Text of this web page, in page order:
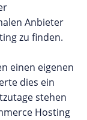
Anbieter
zu finden.
einen eigenen
dies ein
stehen
Hosting